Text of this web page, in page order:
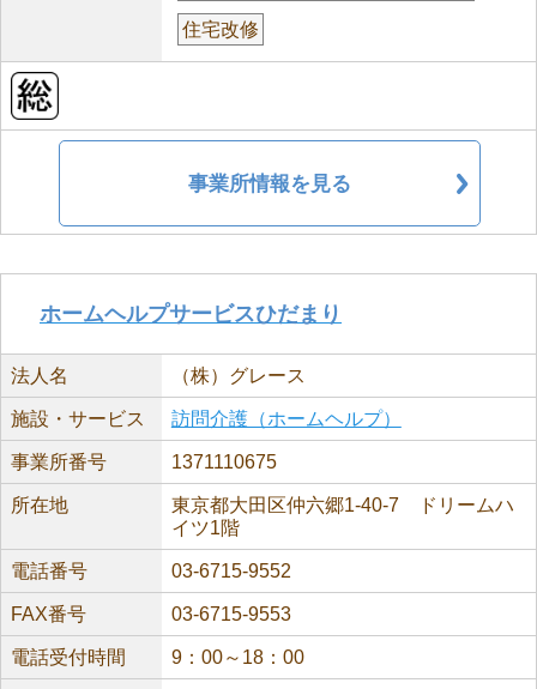
住宅改修
事業所情報を見る
ホームヘルプサービスひだまり
法人名 （株）グレース
施設・サービス 訪問介護（ホームヘルプ）
事業所番号 1371110675
所在地
東京都大田区仲六郷1-40-7 ドリームハ
イツ1階
電話番号 03-6715-9552
FAX番号 03-6715-9553
電話受付時間 9：00～18：00